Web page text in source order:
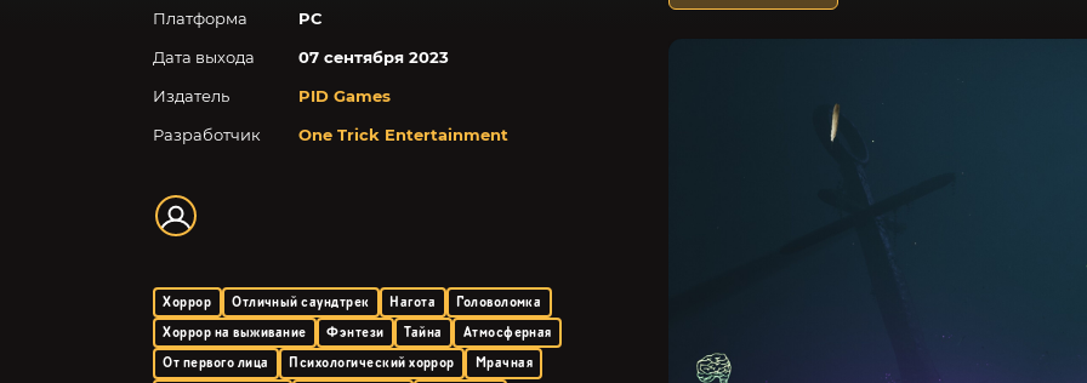
Платформа
PC
Дата выхода
07 сентября 2023
Издатель
PID Games
Разработчик
One Trick Entertainment
Хоррор Отличный саундтрек Нагота
Головоломка
Хоррор на выживание
Фэнтези Тайна
Атмосферная
От первого лица
Психологический хоррор
Мрачная